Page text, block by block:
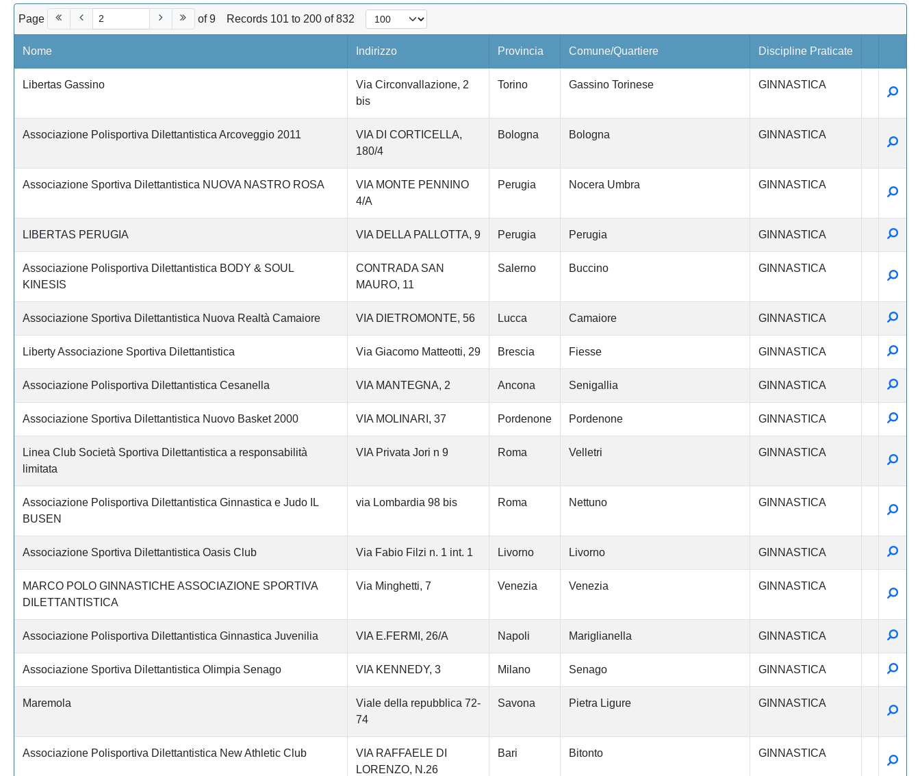
Page of 9 Records 101 to 200 of 832
Nome Indirizzo Provincia Comune/Quartiere Discipline Praticate
Libertas Gassino
Via Circonvallazione, 2
bis
Torino Gassino Torinese GINNASTICA
Associazione Polisportiva Dilettantistica Arcoveggio 2011
VIA DI CORTICELLA,
180/4
Bologna Bologna GINNASTICA
Associazione Sportiva Dilettantistica NUOVA NASTRO ROSA
VIA MONTE PENNINO
4/A
Perugia Nocera Umbra GINNASTICA
LIBERTAS PERUGIA VIA DELLA PALLOTTA, 9 Perugia Perugia GINNASTICA
Associazione Polisportiva Dilettantistica BODY & SOUL
KINESIS
CONTRADA SAN
MAURO, 11
Salerno Buccino GINNASTICA
Associazione Sportiva Dilettantistica Nuova Realtà Camaiore VIA DIETROMONTE, 56 Lucca Camaiore GINNASTICA
Liberty Associazione Sportiva Dilettantistica Via Giacomo Matteotti, 29 Brescia Fiesse GINNASTICA
Associazione Polisportiva Dilettantistica Cesanella VIA MANTEGNA, 2 Ancona Senigallia GINNASTICA
Associazione Sportiva Dilettantistica Nuovo Basket 2000 VIA MOLINARI, 37 Pordenone Pordenone GINNASTICA
Linea Club Società Sportiva Dilettantistica a responsabilità
limitata
VIA Privata Jori n 9 Roma Velletri GINNASTICA
Associazione Polisportiva Dilettantistica Ginnastica e Judo IL
BUSEN
via Lombardia 98 bis Roma Nettuno GINNASTICA
Associazione Sportiva Dilettantistica Oasis Club Via Fabio Filzi n. 1 int. 1 Livorno Livorno GINNASTICA
MARCO POLO GINNASTICHE ASSOCIAZIONE SPORTIVA
DILETTANTISTICA
Via Minghetti, 7 Venezia Venezia GINNASTICA
Associazione Polisportiva Dilettantistica Ginnastica Juvenilia VIA E.FERMI, 26/A Napoli Mariglianella GINNASTICA
Associazione Sportiva Dilettantistica Olimpia Senago VIA KENNEDY, 3 Milano Senago GINNASTICA
Maremola
Viale della repubblica 72-
74
Savona Pietra Ligure GINNASTICA
Associazione Polisportiva Dilettantistica New Athletic Club
VIA RAFFAELE DI
LORENZO, N.26
Bari Bitonto GINNASTICA